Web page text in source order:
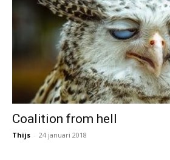
Coalition from hell
Thijs - 24 januari 2018